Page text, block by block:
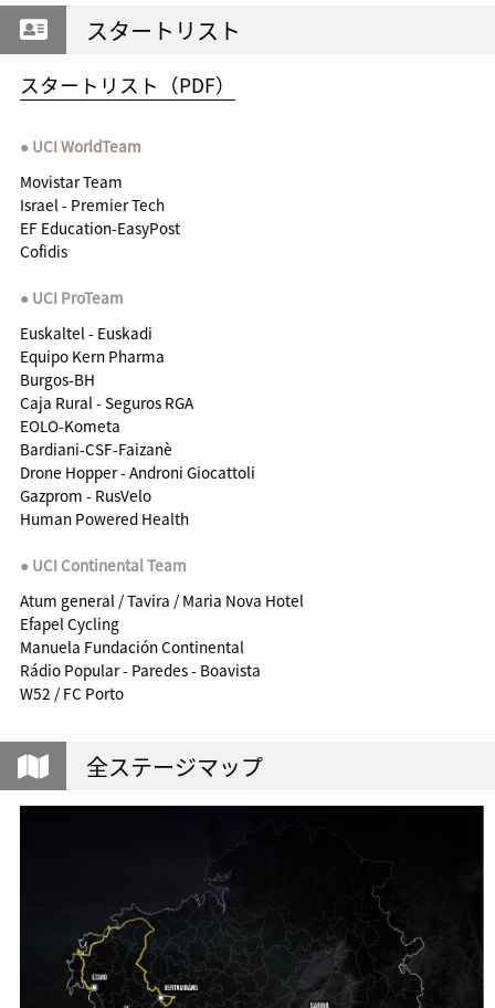
スタートリスト
スタートリスト（PDF）
UCI WorldTeam
Movistar Team
Israel - Premier Tech
EF Education-EasyPost
Cofidis
UCI ProTeam
Euskaltel - Euskadi
Equipo Kern Pharma
Burgos-BH
Caja Rural - Seguros RGA
EOLO-Kometa
Bardiani-CSF-Faizanè
Drone Hopper - Androni Giocattoli
Gazprom - RusVelo
Human Powered Health
UCI Continental Team
Atum general / Tavira / Maria Nova Hotel
Efapel Cycling
Manuela Fundación Continental
Rádio Popular - Paredes - Boavista
W52 / FC Porto
全ステージマップ